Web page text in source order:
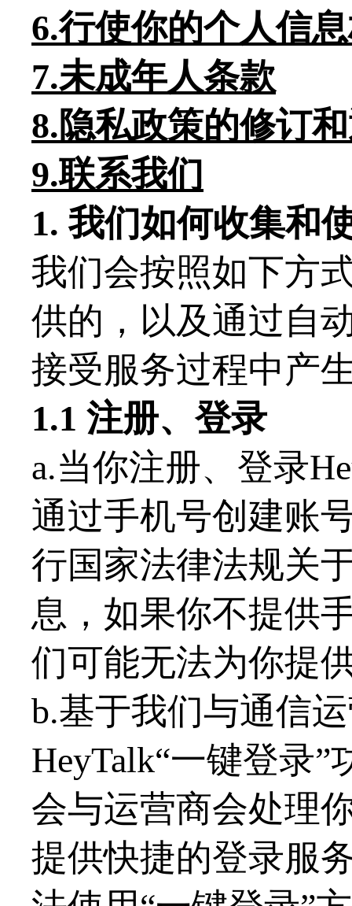
6.行使你的个人信
7.未成年人条款
8.隐私政策的修订
9.联系我们
1. 我们如何收集和
我们会按照如下方
供的，以及通过自
接受服务过程中产
1.1 注册、登录
a.当你注册、登录
通过手机号创建账
行国家法律法规关
息，如果你不提供
们可能无法为你提
b.基于我们与通信
HeyTalk“一键登录
会与运营商会处理
提供快捷的登录服